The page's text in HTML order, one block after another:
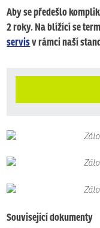
Aby se předešlo
2 roky. Na blížící se
servisv rámci naší
Související dokumenty